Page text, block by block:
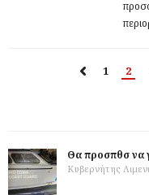
1 2
Θα προσπθσ να
Κυβερνήτης